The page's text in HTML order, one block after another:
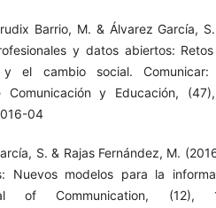
Barrio, M. & Álvarez García,
y datos abiertos:
y el cambio social. Comunicar:
Comunicación y Educación,
04
S. & Rajas Fernández, M.
Nuevos modelos para la
of Communication, (12),